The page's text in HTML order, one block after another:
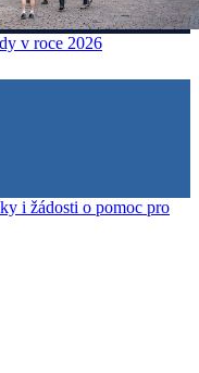
v roce 2026
i žádosti o pomoc pro